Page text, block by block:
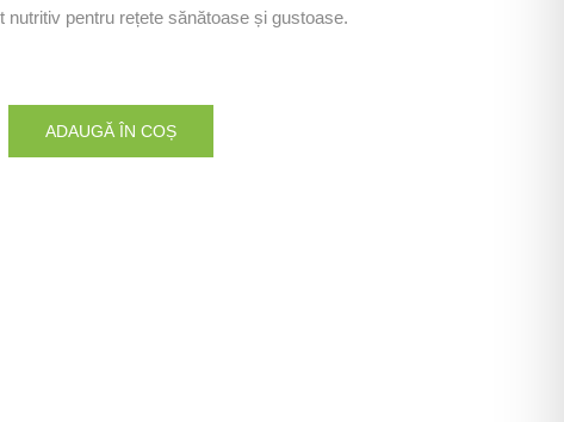
nutritiv pentru rețete sănătoase și gustoase.
ADAUGĂ ÎN COȘ